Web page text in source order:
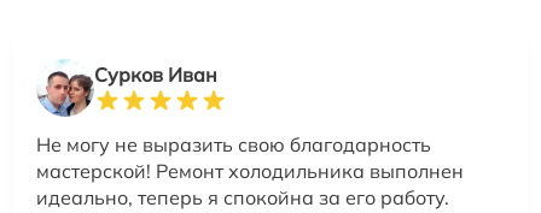
Сурков Иван
Не могу не выразить свою благодарность
мастерской! Ремонт холодильника выполнен
идеально, теперь я спокойна за его работу.